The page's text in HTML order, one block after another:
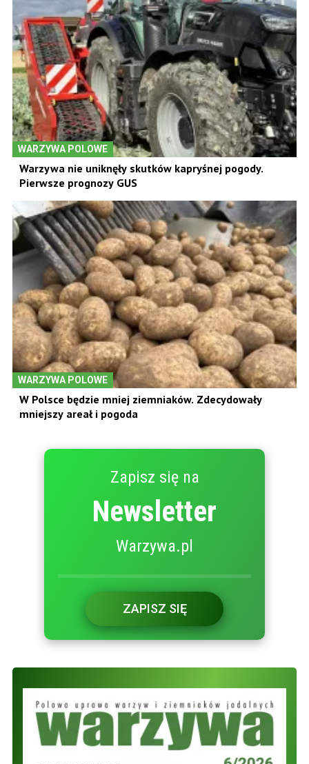
WARZYWA POLOWE
Warzywa nie uniknęły skutków kapryśnej pogody.
Pierwsze prognozy GUS
WARZYWA POLOWE
W Polsce będzie mniej ziemniaków. Zdecydowały
mniejszy areał i pogoda
Zapisz się na
Newsletter
Warzywa.pl
ZAPISZ SIĘ